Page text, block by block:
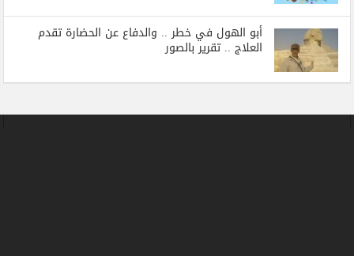
أبو الهول في خطر .. والدفاع عن الحضارة تقدم
العلاج .. تقرير بالصور